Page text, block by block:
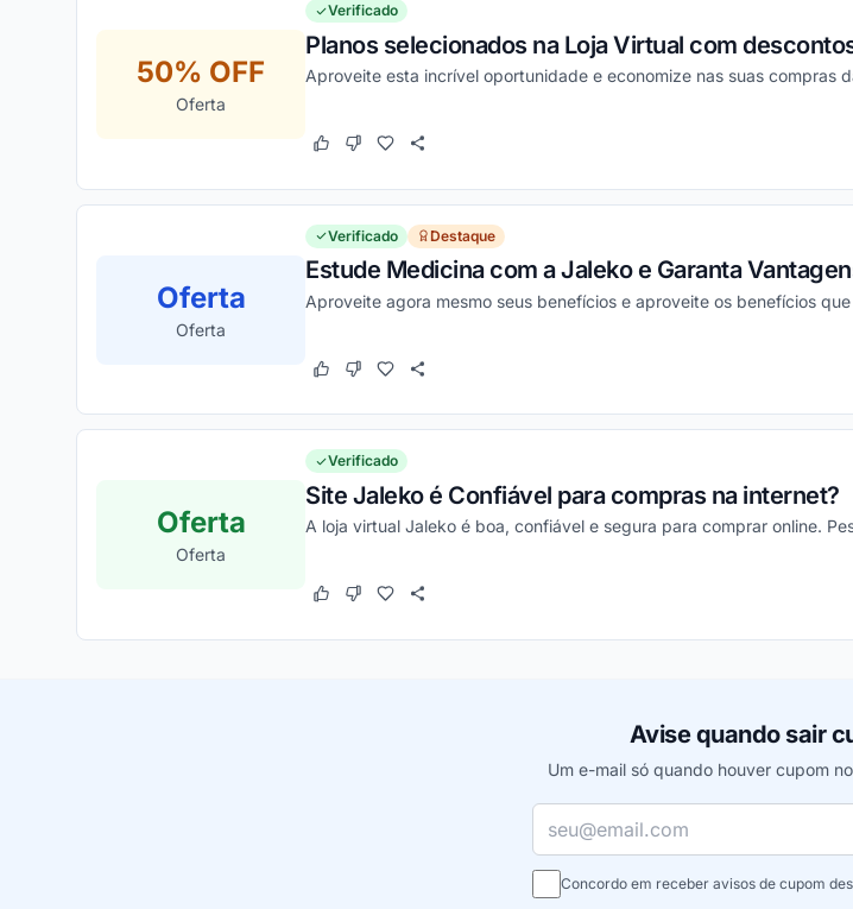
50% OFF
Oferta
Verificado
Planos selecionados na Loja Virtual com
Aproveite esta incrível oportunidade e economize nas suas compras
Este cupom funcionou
Este cupom não funcionou
Oferta
Oferta
Verificado Destaque
Estude Medicina com a Jaleko e Garanta
Aproveite agora mesmo seus benefícios e aproveite os benefícios
Este cupom funcionou
Este cupom não funcionou
Oferta
Oferta
Verificado
Site Jaleko é Confiável para compras na internet?
A loja virtual Jaleko é boa, confiável e segura para comprar online.
Este cupom funcionou
Este cupom não funcionou
Avise quando sair
Um e-mail só quando houver cupom
Seu e-mail
Concordo em receber avisos de cupom